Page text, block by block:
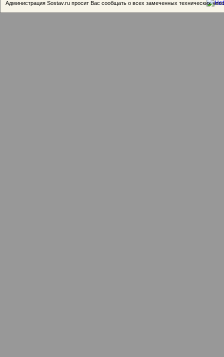
Администрация Sostav.ru просит Вас сообщать о всех замеченных технических